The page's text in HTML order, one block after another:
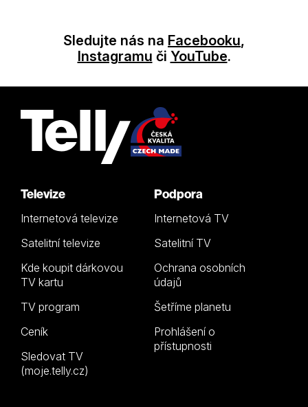
Sledujte nás na Facebooku,
Instagramu či YouTube.
Televize
Internetová televize
Satelitní televize
Kde koupit dárkovou
TV kartu
TV program
Ceník
Sledovat TV
(moje.telly.cz)
Podpora
Internetová TV
Satelitní TV
Ochrana osobních
údajů
Šetříme planetu
Prohlášení o
přístupnosti